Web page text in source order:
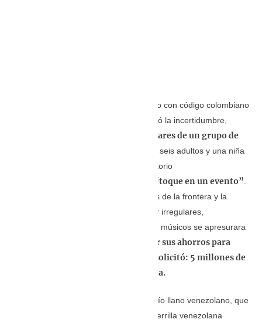
Desde la primera llamada de un número con código colombiano
(+573184080419 y al 3182106431) llegó la incertidumbre,
miedo y las lágrimas de los familiares de un grupo de
, en el que iban seis adultos y una niña
del estado Barinas, que pasaron a territorio
contratados para hacer “toque en un evento”
La falta de confianza en las autoridades de la frontera y la
amenaza de que serían asesinados por irregulares,
favorecieron que la familia del grupo de músicos se apresurara
usar sus ahorros para
pagar lo que el delincuente Zorrín solicitó: 5 millones de
pesos colombianos por cada persona.
Barinas, es uno de los estados del bravío llano venezolano, que
desde hace años fue azotado por la guerrilla venezolana